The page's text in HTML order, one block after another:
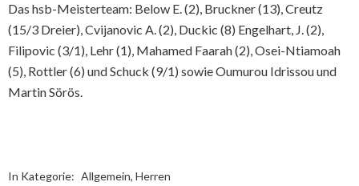
Das hsb-Meisterteam: Below E. (2), Bruckner (13), Creutz
(15/3 Dreier), Cvijanovic A. (2), Duckic (8) Engelhart, J. (2),
Filipovic (3/1), Lehr (1), Mahamed Faarah (2), Osei-Ntiamoah
(5), Rottler (6) und Schuck (9/1) sowie Oumurou Idrissou und
Martin Sörös.
In Kategorie: Allgemein, Herren